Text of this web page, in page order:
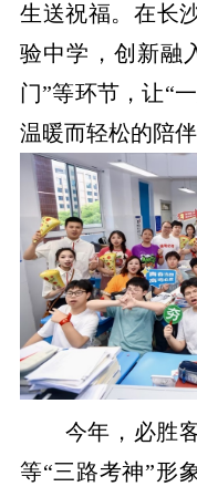
生送祝福。在长
验中学，创新融
门”等环节，让“
温暖而轻松的陪伴
今年，必胜
等“三路考神”形